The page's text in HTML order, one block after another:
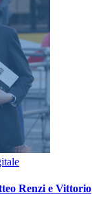
Renzi e Vittorio